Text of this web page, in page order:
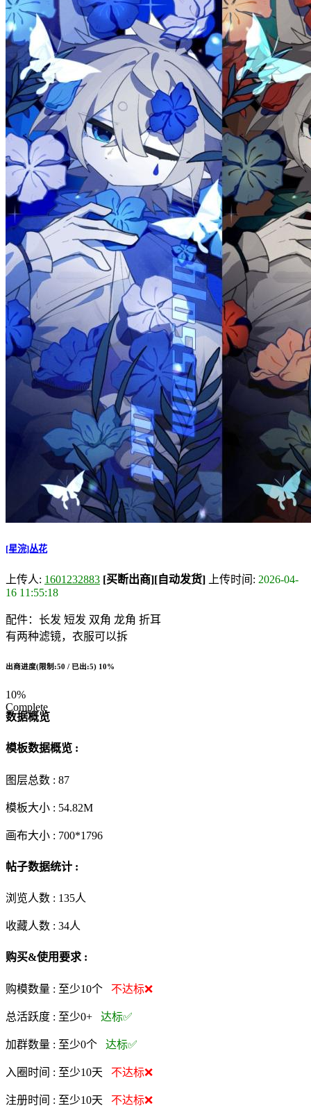
[星浣]丛花
上传人: 1601232883 [买断出商][自动发货] 上传时间: 2026-04-
16 11:55:18
配件：长发 短发 双角 龙角 折耳
有两种滤镜，衣服可以拆
出商进度(限制:50 / 已出:5) 10%
10%
Complete
数据概览
模板数据概览 :
图层总数 : 87
模板大小 : 54.82M
画布大小 : 700*1796
帖子数据统计 :
浏览人数 : 135人
收藏人数 : 34人
购买&使用要求 :
购模数量 : 至少10个 不达标❌
总活跃度 : 至少0+ 达标✅
加群数量 : 至少0个 达标✅
入圈时间 : 至少10天 不达标❌
注册时间 : 至少10天 不达标❌